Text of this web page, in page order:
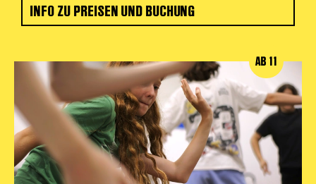
INFO ZU PREISEN UND BUCHUNG
AB 11